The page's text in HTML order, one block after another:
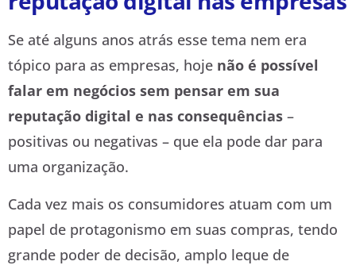
Se até alguns anos atrás esse tema nem era
tópico para as empresas, hoje não é possível
falar em negócios sem pensar em sua
reputação digital e nas consequências –
positivas ou negativas – que ela pode dar para
uma organização.
Cada vez mais os consumidores atuam com um
papel de protagonismo em suas compras, tendo
grande poder de decisão, amplo leque de